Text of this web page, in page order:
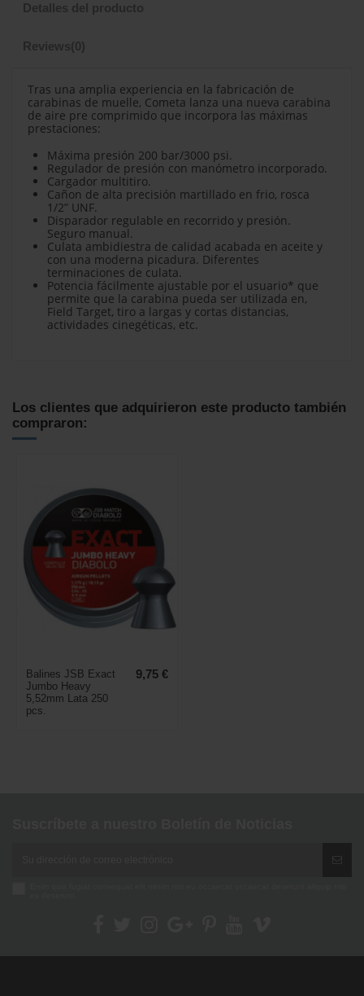
Detalles del producto
Reviews(0)
Tras una amplia experiencia en la fabricación de
carabinas de muelle, Cometa lanza una nueva carabina
de aire pre comprimido que incorpora las máximas
prestaciones:
Máxima presión 200 bar/3000 psi.
Regulador de presión con manómetro incorporado.
Cargador multitiro.
Cañon de alta precisión martillado en frio, rosca
1/2” UNF.
Disparador regulable en recorrido y presión.
Seguro manual.
Culata ambidiestra de calidad acabada en aceite y
con una moderna picadura. Diferentes
terminaciones de culata.
Potencia fácilmente ajustable por el usuario* que
permite que la carabina pueda ser utilizada en,
Field Target, tiro a largas y cortas distancias,
actividades cinegéticas, etc.
Los clientes que adquirieron este producto también
compraron:
Balines JSB Exact
Jumbo Heavy
5,52mm Lata 250
pcs.
9,75 €